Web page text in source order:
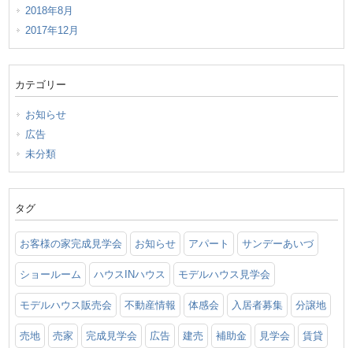
2018年8月
2017年12月
カテゴリー
お知らせ
広告
未分類
タグ
お客様の家完成見学会 お知らせ アパート サンデーあいづ
ショールーム ハウスINハウス モデルハウス見学会
モデルハウス販売会 不動産情報 体感会 入居者募集 分譲地
売地 売家 完成見学会 広告 建売 補助金 見学会 賃貸